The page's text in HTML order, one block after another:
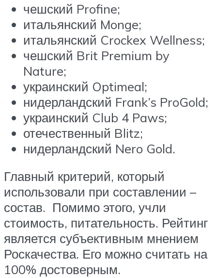
чешский Profine;
итальянский Monge;
итальянский Crockex Wellness;
чешский Brit Premium by
Nature;
украинский Optimeal;
нидерландский Frank’s ProGold;
украинский Club 4 Paws;
отечественный Blitz;
нидерландский Nero Gold.
Главный критерий, который
использовали при составлении –
состав. Помимо этого, учли
стоимость, питательность. Рейтинг
является субъективным мнением
Роскачества. Его можно считать на
100% достоверным.